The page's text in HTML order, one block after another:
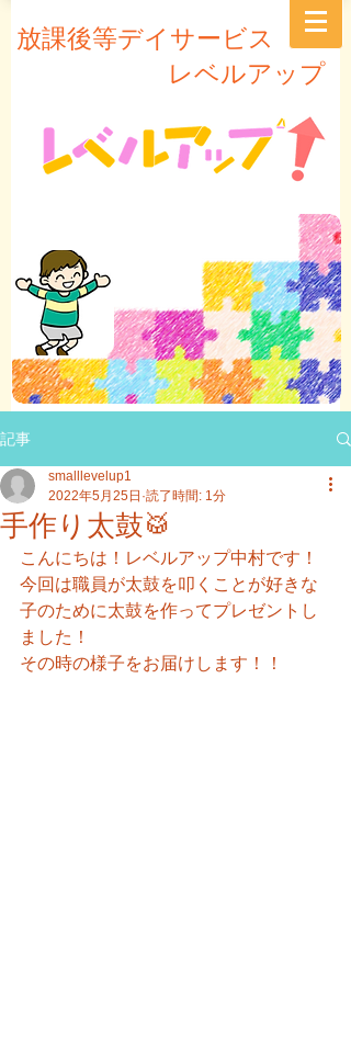
放課後等デイサービス
レベルアップ
記事
手作り太鼓🥁
smalllevelup1
2022年5月25日 読了時間: 1分
こんにちは！レベルアップ中村です！
今回は職員が太鼓を叩くことが好きな
子のために太鼓を作ってプレゼントし
ました！
その時の様子をお届けします！！